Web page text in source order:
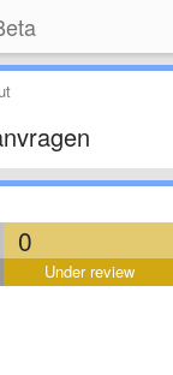
0
Under review